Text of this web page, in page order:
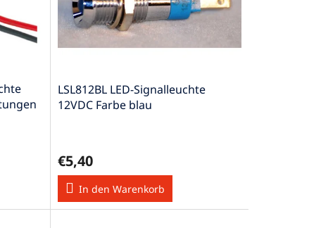
LSL812BL LED-Signalleuchte
12VDC Farbe blau
€5,40
In den Warenkorb